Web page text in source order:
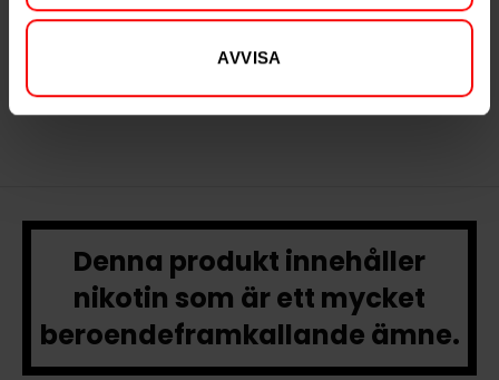
AVVISA
Denna produkt innehåller
nikotin som är ett mycket
beroendeframkallande ämne.